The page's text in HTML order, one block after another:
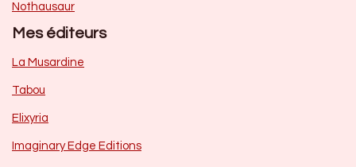
Nothausaur
Mes éditeurs
La Musardine
Tabou
Elixyria
Imaginary Edge Editions